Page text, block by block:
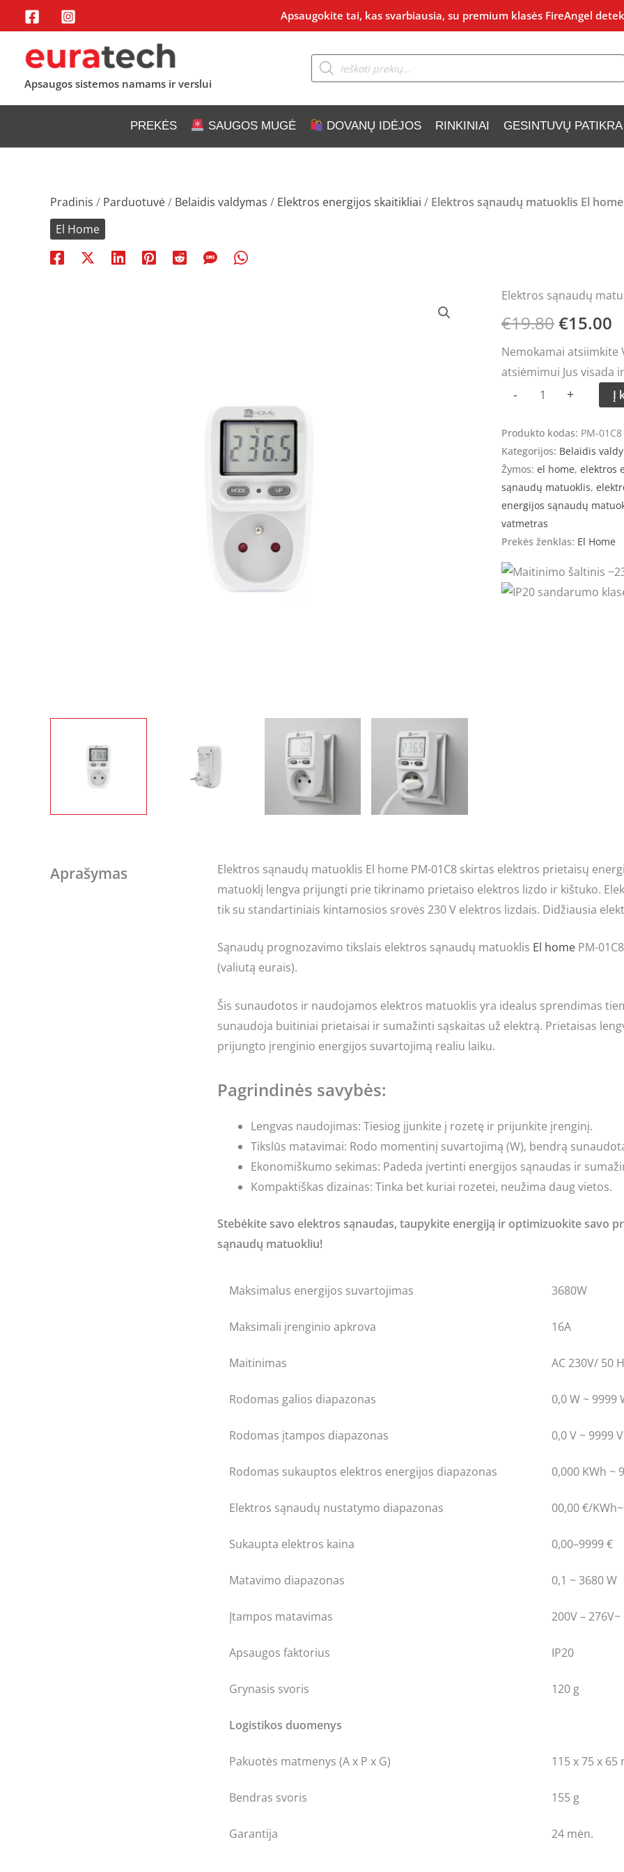
Pereiti
prie
turinio
Apsaugokite tai, kas svarbiausia, su premium klasės FireAngel
Apsaugos sistemos namams ir verslui
Products
search
PREKĖS SAUGOS MUGĖ DOVANŲ IDĖJOS RINKINIAI GESINTUVŲ PATIKRA
Pradinis / Parduotuvė/ Belaidis valdymas / Elektros energijos skaitikliai / Elektros sąnaudų matuoklis El home
El Home
Elektros sąnaudų
€19.80
Original
price
was:
€19.80.
€15.00
Nemokamai atsiimkite
atsiėmimui Jus visada
-
produkto
kiekis:
sąnaudų
matuoklis
PM-
01C8
+ Į
Produkto kodas: PM-01C8
Kategorijos: Belaidis
Žymos: el home, elektros
sąnaudų matuoklis,
energijos sąnaudų
vatmetras
Prekės ženklas: El Home
Aprašymas
Elektros sąnaudų matuoklis El home PM-01C8 skirtas elektros prietaisų
matuoklį lengva prijungti prie tikrinamo prietaiso elektros lizdo ir kištuko.
tik su standartiniais kintamosios srovės 230 V elektros lizdais. Didžiausia
Sąnaudų prognozavimo tikslais elektros sąnaudų matuoklis El home PM-
(valiutą eurais).
Šis sunaudotos ir naudojamos elektros matuoklis yra idealus sprendimas
sunaudoja buitiniai prietaisai ir sumažinti sąskaitas už elektrą. Prietaisas
prijungto įrenginio energijos suvartojimą realiu laiku.
Pagrindinės savybės:
Lengvas naudojimas: Tiesiog įjunkite į rozetę ir prijunkite įrenginį.
Tikslūs matavimai: Rodo momentinį suvartojimą (W), bendrą
Ekonomiškumo sekimas: Padeda įvertinti energijos sąnaudas ir
Kompaktiškas dizainas: Tinka bet kuriai rozetei, neužima daug vietos.
Stebėkite savo elektros sąnaudas, taupykite energiją ir optimizuokite savo
sąnaudų matuokliu!
Maksimalus energijos suvartojimas 3680W
Maksimali įrenginio apkrova 16A
Maitinimas AC 230V/ 50
Rodomas galios diapazonas 0,0 W ~ 9999
Rodomas įtampos diapazonas 0,0 V ~ 9999 V
Rodomas sukauptos elektros energijos diapazonas 0,000 KWh ~
Elektros sąnaudų nustatymo diapazonas 00,00 €/
Sukaupta elektros kaina 0,00–9999 €
Matavimo diapazonas 0,1 ~ 3680 W
Įtampos matavimas 200V – 276V~
Apsaugos faktorius IP20
Grynasis svoris 120 g
Logistikos duomenys
Pakuotės matmenys (A x P x G) 115 x 75 x 65
Bendras svoris 155 g
Garantija 24 mėn.